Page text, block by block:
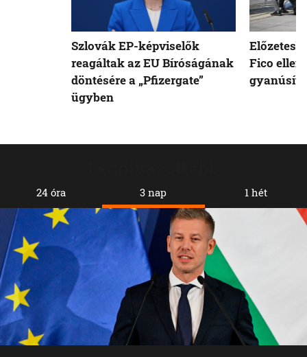
24 óra 3 nap 1 hét
Szlovák EP-képviselők
reagáltak az EU Bíróságának
döntésére a „Pfizergate”
ügyben
Fico